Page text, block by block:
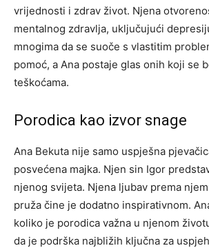
vrijednosti i zdrav život. Njena
mentalnog zdravlja, uključujući
mnogima da se suoče s vlastitim
pomoć, a Ana postaje glas onih koji se
teškoćama.
Porodica kao izvor snage
Ana Bekuta nije samo uspješna
posvećena majka. Njen sin Igor
njenog svijeta. Njena ljubav prema
pruža čine je dodatno inspirativnom.
koliko je porodica važna u njenom
da je podrška najbližih ključna za